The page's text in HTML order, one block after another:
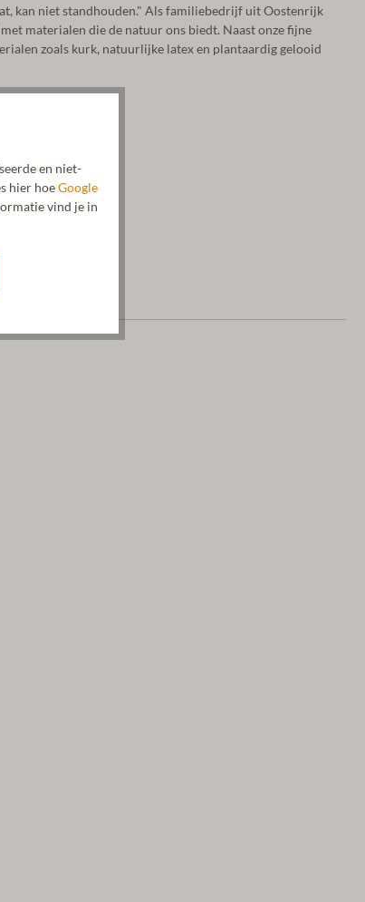
kan niet standhouden." Als familiebedrijf uit Oostenrijk
materialen die de natuur ons biedt. Naast onze fijne
zoals kurk, natuurlijke latex en plantaardig gelooid
en niet-
hier hoeGoogle
vind je in